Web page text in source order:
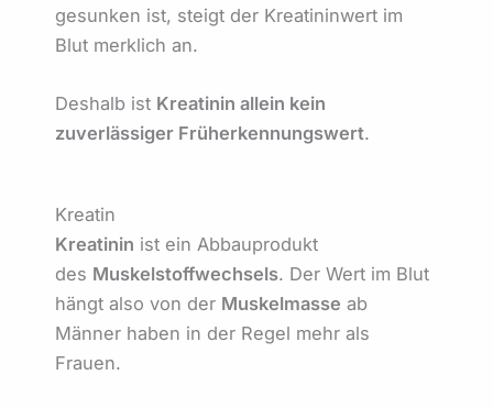
gesunken ist, steigt der Kreatininwert im
Blut merklich an.
Deshalb ist Kreatinin allein kein
zuverlässiger Früherkennungswert.
Kreatin
Kreatinin ist ein Abbauprodukt
des Muskelstoffwechsels. Der Wert im Blut
hängt also von der Muskelmasse ab
Männer haben in der Regel mehr als
Frauen.